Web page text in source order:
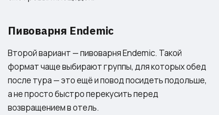
Пивоварня Endemic
Второй вариант — пивоварня Endemic. Такой
формат чаще выбирают группы, для которых обед
после тура — это ещё и повод посидеть подольше,
а не просто быстро перекусить перед
возвращением в отель.